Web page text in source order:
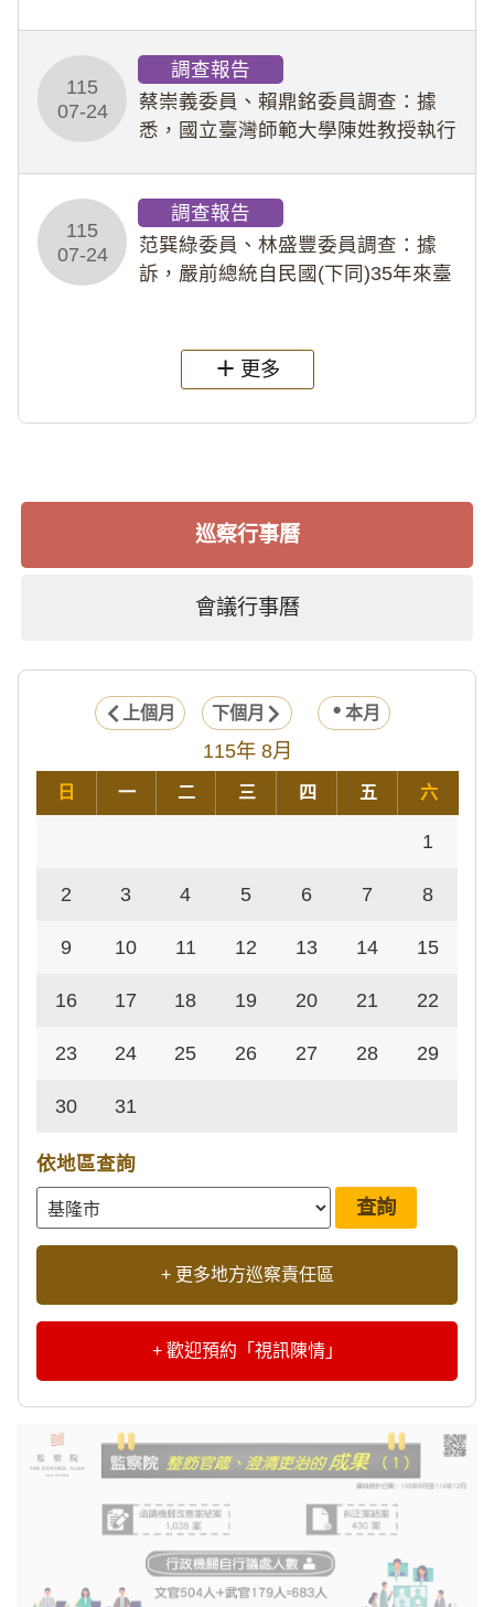
行拍攝特定樣態性影像並以手機傳送
劉師。該生因畏懼成
115
07-24
調查報告
蔡崇義委員、賴鼎銘委員調查：據
悉，國立臺灣師範大學陳姓教授執行
術倫理等情案調查報告。(115教調
31)
115
07-24
調查報告
范巽綠委員、林盛豐委員調查：據
訴，嚴前總統自民國(下同)35年來臺
過世後，總統府於89年間函請其家屬
繼續留住
更多
巡察行事曆
會議行事曆
上個月 下個月 本月
115年 8月
日 一 二 三 四 五 六
1
2 3 4 5 6 7 8
9 10 11 12 13 14 15
16 17 18 19 20 21 22
23 24 25 26 27 28 29
30 31
依地區查詢
+ 更多地方巡察責任區
+ 歡迎預約「視訊陳情」